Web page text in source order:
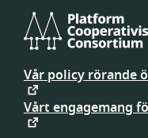
Platform
Cooperativism
Consortium
Vår policy rörande
Vårt engagemang